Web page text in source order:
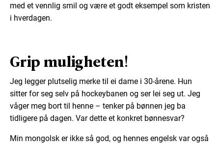
med et vennlig smil og være et godt eksempel som kristen
i hverdagen.
Grip muligheten!
Jeg legger plutselig merke til ei dame i 30-årene. Hun
sitter for seg selv på hockeybanen og ser lei seg ut. Jeg
våger meg bort til henne – tenker på bønnen jeg ba
tidligere på dagen. Var dette et konkret bønnesvar?
Min mongolsk er ikke så god, og hennes engelsk var også